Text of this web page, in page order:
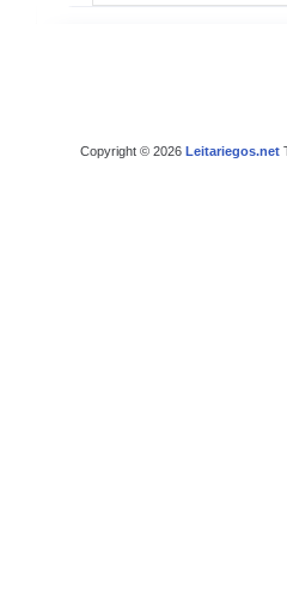
Copyright © 2026 Leitariegos.net